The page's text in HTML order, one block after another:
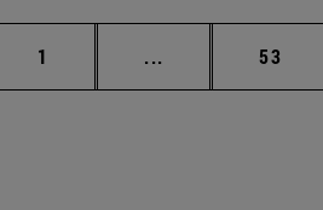
Página
1 ... Páginas Página
53